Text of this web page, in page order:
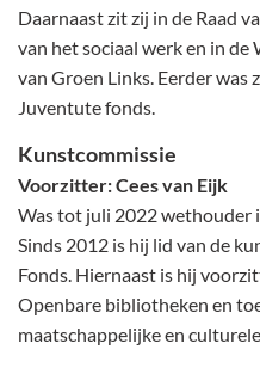
Daarnaast zit zij in de Raad
van het sociaal werk en in
van Groen Links. Eerder was
Juventute fonds.
Kunstcommissie
Voorzitter: Cees van Eijk
Was tot juli 2022 wethouder
Sinds 2012 is hij lid van de
Fonds. Hiernaast is hij
Openbare bibliotheken en
maatschappelijke en